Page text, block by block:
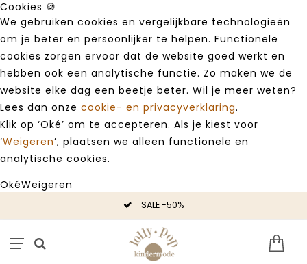
Cookies 🍪
We gebruiken cookies en vergelijkbare technologieën
om je beter en persoonlijker te helpen. Functionele
cookies zorgen ervoor dat de website goed werkt en
hebben ook een analytische functie. Zo maken we de
website elke dag een beetje beter. Wil je meer weten?
Lees dan onze cookie- en privacyverklaring.
Klik op ‘Oké’ om te accepteren. Als je kiest voor
‘Weigeren’, plaatsen we alleen functionele en
analytische cookies.
OkéWeigeren
SALE -50%